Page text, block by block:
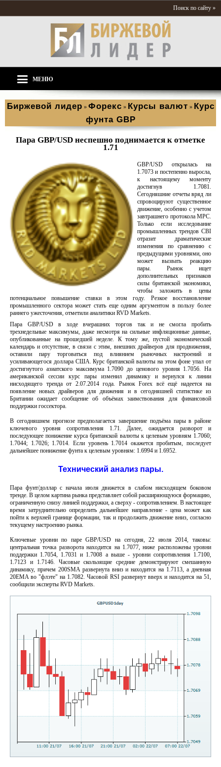
Поиск по сайту »
МЕНЮ
Биржевой лидер » Форекс » Курсы валют » Курс
фунта GBP
Пара GBP/USD неспешно поднимается к отметке
1.71
GBP/USD открылась на
1.7073 и постепенно выросла,
к настоящему моменту
достигнув 1.7081.
Сегодняшние отчеты вряд ли
спровоцируют существенное
движение, особенно с учетом
завтрашнего протокола МРС.
Только если исследование
промышленных трендов CBI
отразит драматические
изменения по сравнению с
предыдущими уровнями, оно
может вызвать реакцию
пары. Рынок ищет
дополнительных признаков
силы британской экономики,
чтобы заложить в цены
потенциальное повышение ставки в этом году. Резкое восстановление
промышленного сектора может стать еще одним аргументом в пользу более
раннего ужесточения, отметили аналитики RVD Markets.
Пара GBP/USD в ходе вчерашних торгов так и не смогла пробить
трехнедельные максимумы, даже несмотря на сильные инфляционные данные,
опубликованные на прошедшей неделе. К тому же, пустой экономический
календарь и отсутствие, в связи с этим, внешних драйверов для продвижения,
оставили пару торговаться под влиянием рыночных настроений и
усиливающегося доллара США. Курс британской валюты на этом фоне упал от
достигнутого азиатского максимума 1.7090 до ценового уровня 1.7056. На
американской сессии курс пары изменил динамику и вернулся к линии
нисходящего тренда от 2.07.2014 года. Рынок Forex всё ещё надеется на
появление новых драйверов для движения и в сегодняшней статистике из
Британии ожидает сообщение об объёмах заимствования для финансовой
поддержки госсектора.
В сегодняшнем прогнозе предполагается завершение подъёма пары в районе
ключевого уровня сопротивления 1.71. Далее, ожидается разворот и
последующее понижение курса британской валюты к целевым уровням 1.7060;
1.7044; 1.7026; 1.7014. Если уровень 1.7014 окажется пробитым, последует
дальнейшее понижение фунта к целевым уровням: 1.6994 и 1.6952.
Технический анализ пары.
Пара фунт/доллар с начала июля движется в слабом нисходящем боковом
тренде. В целом картина рынка представляет собой расширяющуюся формацию,
ограниченную снизу линией поддержки, а сверху - сопротивлением. В настоящее
время затруднительно определить дальнейшее направление - цена может как
пойти к верхней границе формации, так и продолжить движение вниз, согласно
текущему настроению рынка.
Ключевые уровни по паре GBP/USD на сегодня, 22 июля 2014, таковы:
центральная точка разворота находится на 1.7077, ниже расположены уровни
поддержки 1.7054, 1.7031 и 1.7008 а выше - уровни сопротивления 1.7100,
1.7123 и 1.7146. Часовые скользящие средние демонстрируют смешанную
динамику, причем 200SMA развернута вниз и находится на 1.7113, а дневная
20EMA во "флэте" на 1.7082. Часовой RSI развернут вверх и находится на 51,
сообщили эксперты RVD Markets.